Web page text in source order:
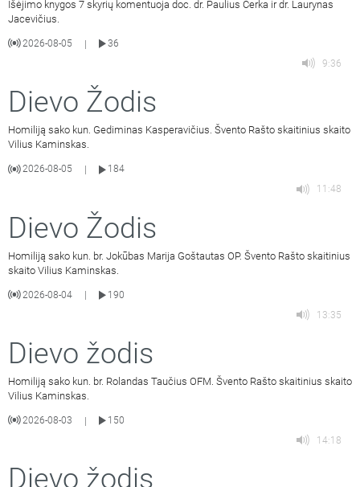
Išėjimo knygos 7 skyrių komentuoja doc. dr. Paulius Čerka ir dr. Laurynas
Jacevičius.
2026-08-05 |
36
9:36
Dievo Žodis
Homiliją sako kun. Gediminas Kasperavičius. Švento Rašto skaitinius skaito
Vilius Kaminskas.
2026-08-05
184
11:48
Dievo Žodis
Homiliją sako kun. br. Jokūbas Marija Goštautas OP. Švento Rašto skaitinius
skaito Vilius Kaminskas.
2026-08-04
190
13:35
Dievo žodis
Homiliją sako kun. br. Rolandas Taučius OFM. Švento Rašto skaitinius skaito
Vilius Kaminskas.
2026-08-03 |
150
14:18
Dievo žodis